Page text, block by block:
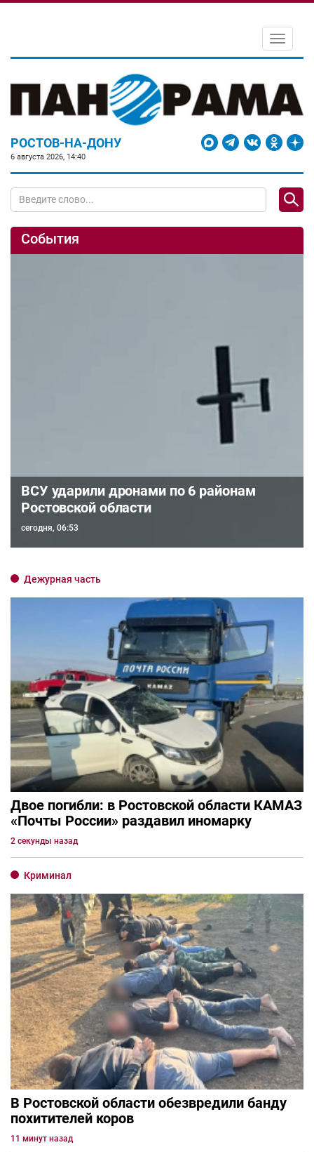
Toggle
РОСТОВ-НА-ДОНУ
6 августа 2026, 14:40
События
ВСУ ударили дронами по 6 районам
Ростовской области
сегодня, 06:53
Дежурная часть
Двое погибли: в Ростовской области КАМАЗ
«Почты России» раздавил иномарку
2 секунды назад
Криминал
В Ростовской области обезвредили банду
похитителей коров
11 минут назад